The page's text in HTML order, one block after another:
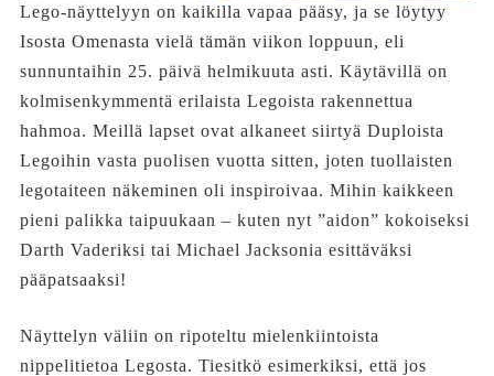
Lego-näyttelyyn on kaikilla vapaa pääsy, ja se löytyy
Isosta Omenasta vielä tämän viikon loppuun, eli
sunnuntaihin 25. päivä helmikuuta asti. Käytävillä on
kolmisenkymmentä erilaista Legoista rakennettua
hahmoa. Meillä lapset ovat alkaneet siirtyä Duploista
Legoihin vasta puolisen vuotta sitten, joten tuollaisten
legotaiteen näkeminen oli inspiroivaa. Mihin kaikkeen
pieni palikka taipuukaan – kuten nyt ”aidon” kokoiseksi
Darth Vaderiksi tai Michael Jacksonia esittäväksi
pääpatsaaksi!
Näyttelyn väliin on ripoteltu mielenkiintoista
nippelitietoa Legosta. Tiesitkö esimerkiksi, että jos